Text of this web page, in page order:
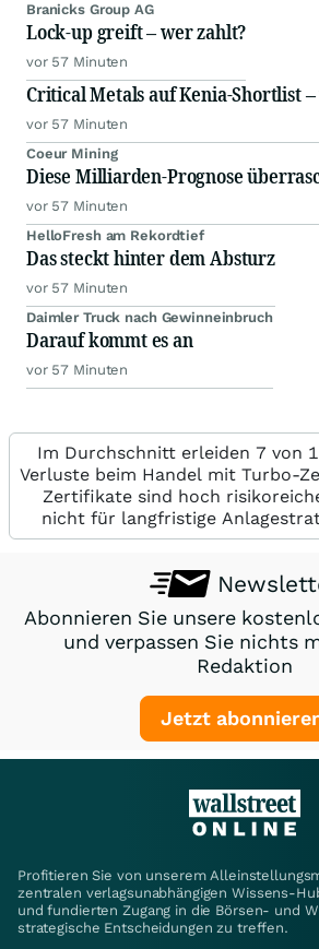
Branicks Group AG
Lock-up greift – wer zahlt?
vor 57 Minuten
Critical Metals auf Kenia-Shortlist
vor 57 Minuten
Coeur Mining
Diese Milliarden-Prognose
vor 57 Minuten
HelloFresh am Rekordtief
Das steckt hinter dem Absturz
vor 57 Minuten
Daimler Truck nach Gewinneinbruch
Darauf kommt es an
vor 57 Minuten
Im Durchschnitt erleiden 7 von
Verluste beim Handel mit Turbo-
Zertifikate sind hoch
nicht für langfristige
Abonnieren Sie unsere
und verpassen Sie nichts
Redaktion
Jetzt
Profitieren Sie von unserem
zentralen verlagsunabhängigen Wissens-
und fundierten Zugang in die Börsen- und
strategische Entscheidungen zu treffen.